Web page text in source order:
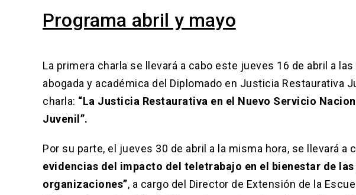
Programa abril y mayo
La primera charla se llevará a cabo este jueves 16 de abril a
abogada y académica del Diplomado en Justicia Restaurativa
charla: “La Justicia Restaurativa en el Nuevo Servicio
Juvenil”.
Por su parte, el jueves 30 de abril a la misma hora, se llevará a
evidencias del impacto del teletrabajo en el bienestar de las
organizaciones”, a cargo del Director de Extensión de la